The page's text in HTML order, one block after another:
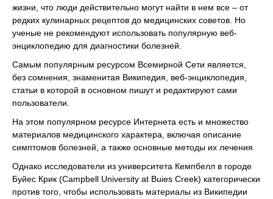
жизни, что люди действительно могут найти в нем все – от
редких кулинарных рецептов до медицинских советов. Но
ученые не рекомендуют использовать популярную веб-
энциклопедию для диагностики болезней.
Самым популярным ресурсом Всемирной Сети является,
без сомнения, знаменитая Википедия, веб-энциклопедия,
статьи в которой в основном пишут и редактируют сами
пользователи.
На этом популярном ресурсе Интернета есть и множество
материалов медицинского характера, включая описание
симптомов болезней, а также основные методы их лечения.
Однако исследователи из университета Кемпбелл в городе
Буйес Крик (Campbell University at Buies Creek) категорически
против того, чтобы использовать материалы из Википедии